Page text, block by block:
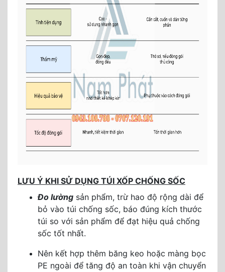
LƯU Ý KHI SỬ DỤNG TÚI XỐP CHỐNG SỐC
Đo lường sản phẩm, trừ hao độ rộng dài để
bỏ vào túi chống sốc, báo đúng kích thước
túi so với sản phẩm để đạt hiệu quả chống
sốc tốt nhất.
Nên kết hợp thêm băng keo hoặc màng bọc
PE ngoài để tăng độ an toàn khi vận chuyển